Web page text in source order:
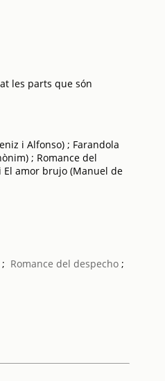
les parts que són
i Alfonso) ; Farandola
; Romance del
El amor brujo (Manuel de
; Romance del despecho ;